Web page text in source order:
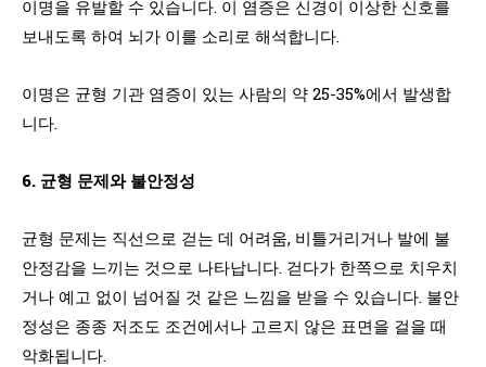
이명을 유발할 수 있습니다. 이 염증은 신경이 이상한 신호를
보내도록 하여 뇌가 이를 소리로 해석합니다.
이명은 균형 기관 염증이 있는 사람의 약 25-35%에서 발생합
니다.
6. 균형 문제와 불안정성
균형 문제는 직선으로 걷는 데 어려움, 비틀거리거나 발에 불
안정감을 느끼는 것으로 나타납니다. 걷다가 한쪽으로 치우치
거나 예고 없이 넘어질 것 같은 느낌을 받을 수 있습니다. 불안
정성은 종종 저조도 조건에서나 고르지 않은 표면을 걸을 때
악화됩니다.